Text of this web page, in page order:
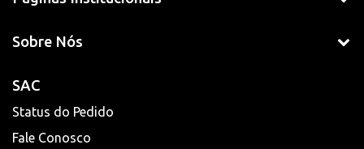
Sobre Nós
SAC
Status do Pedido
Fale Conosco